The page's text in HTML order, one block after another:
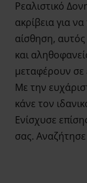
Ρεαλιστικό
ακρίβεια για
αίσθηση, αυτός
και
μεταφέρουν σε
Με την
κάνε τον
Ενίσχυσε
σας. Αναζήτησε